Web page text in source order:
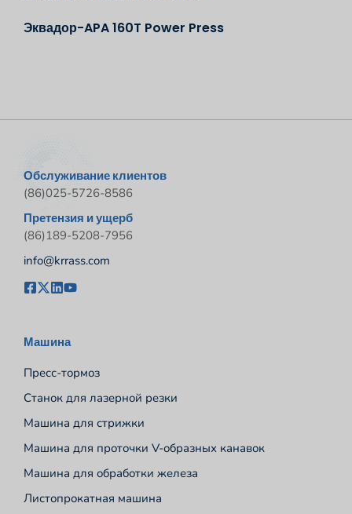
Эквадор-APA 160T Power Press
Обслуживание клиентов
(86)025-5726-8586
Претензия и ущерб
(86)189-5208-7956
info@krrass.com
Машина
Пресс-тормоз
Станок для лазерной резки
Машина для стрижки
Машина для проточки V-образных канавок
Машина для обработки железа
Листопрокатная машина